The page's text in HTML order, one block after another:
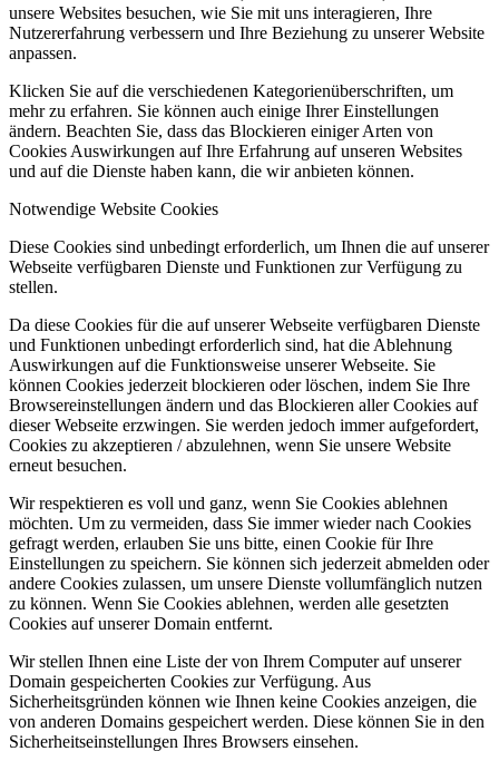
unsere Websites besuchen, wie Sie mit uns interagieren, Ihre
Nutzererfahrung verbessern und Ihre Beziehung zu unserer Website
anpassen.
Klicken Sie auf die verschiedenen Kategorienüberschriften, um
mehr zu erfahren. Sie können auch einige Ihrer Einstellungen
ändern. Beachten Sie, dass das Blockieren einiger Arten von
Cookies Auswirkungen auf Ihre Erfahrung auf unseren Websites
und auf die Dienste haben kann, die wir anbieten können.
Notwendige Website Cookies
Diese Cookies sind unbedingt erforderlich, um Ihnen die auf unserer
Webseite verfügbaren Dienste und Funktionen zur Verfügung zu
stellen.
Da diese Cookies für die auf unserer Webseite verfügbaren Dienste
und Funktionen unbedingt erforderlich sind, hat die Ablehnung
Auswirkungen auf die Funktionsweise unserer Webseite. Sie
können Cookies jederzeit blockieren oder löschen, indem Sie Ihre
Browsereinstellungen ändern und das Blockieren aller Cookies auf
dieser Webseite erzwingen. Sie werden jedoch immer aufgefordert,
Cookies zu akzeptieren / abzulehnen, wenn Sie unsere Website
erneut besuchen.
Wir respektieren es voll und ganz, wenn Sie Cookies ablehnen
möchten. Um zu vermeiden, dass Sie immer wieder nach Cookies
gefragt werden, erlauben Sie uns bitte, einen Cookie für Ihre
Einstellungen zu speichern. Sie können sich jederzeit abmelden oder
andere Cookies zulassen, um unsere Dienste vollumfänglich nutzen
zu können. Wenn Sie Cookies ablehnen, werden alle gesetzten
Cookies auf unserer Domain entfernt.
Wir stellen Ihnen eine Liste der von Ihrem Computer auf unserer
Domain gespeicherten Cookies zur Verfügung. Aus
Sicherheitsgründen können wie Ihnen keine Cookies anzeigen, die
von anderen Domains gespeichert werden. Diese können Sie in den
Sicherheitseinstellungen Ihres Browsers einsehen.